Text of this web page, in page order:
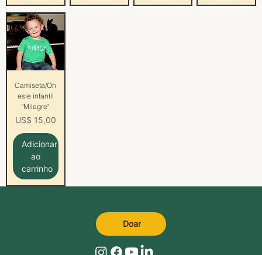
Camiseta/On
esie infantil
"Milagre"
Preço
US$ 15,00
Adicionar
ao
carrinho
Doar